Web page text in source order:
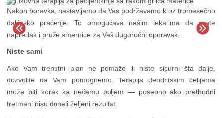
Nakon boravka, nastavljamo da Vas podržavamo kroz tromesečno
daljinsko praćenje. To omogućava našim lekarima da prate
napredak i pruže smernice za Vaš dugoročni oporavak.
Niste sami
Ako Vam trenutni plan ne pomaže ili niste sigurni šta dalje,
dozvolite da Vam pomognemo. Terapija dendritskim ćelijama
može biti korak ka nečemu boljem — posebno ako prethodni
tretmani nisu doneli željeni rezultat.